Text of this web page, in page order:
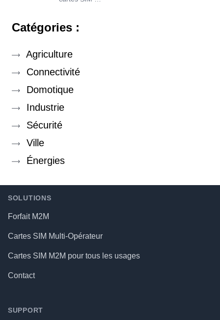
Catégories :
Agriculture
Connectivité
Domotique
Industrie
Sécurité
Ville
Énergies
SOLUTIONS
Forfait M2M
Cartes SIM Multi-Opérateur
Cartes SIM M2M pour tous les usages
Contact
SUPPORT